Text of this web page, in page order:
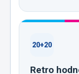
20+20
Retro